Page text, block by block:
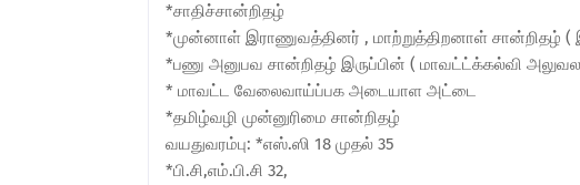
*சாதிச்சான்றிதழ்
*முன்னாள் இராணுவத்தினர் , மாற்றுத்திறனாள் சான்றிதழ் (
*பணு அனுபவ சான்றிதழ் இருப்பின் ( மாவட்ட்க்கல்வி
* மாவட்ட வேலைவாய்ப்பக அடையாள அட்டை
*தமிழ்வழி முன்னுரிமை சான்றிதழ்
வயதுவரம்பு: *எஸ்.ஸி 18 முதல் 35
*பி.சி,எம்.பி.சி 32,